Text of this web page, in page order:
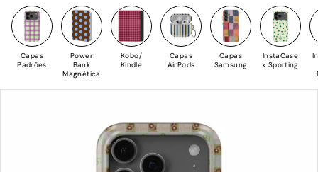
t
a
C
a
s
Capas
Padrões
Power
Bank
Magnética
Kobo/
Kindle
Capas
AirPods
Capas
Samsung
InstaCase
x Sporting